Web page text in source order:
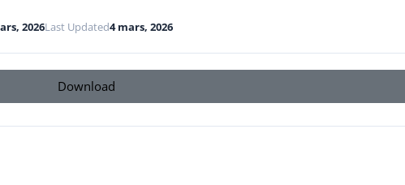
2026Last Updated4 mars, 2026
Download